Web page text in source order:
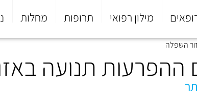
מילון רפואי תרופות מחלות
השפלה
ההפרעות תנועה